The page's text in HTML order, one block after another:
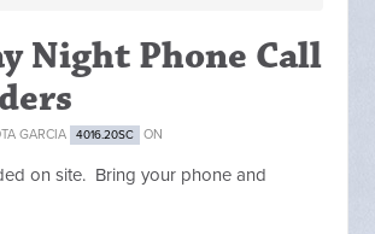
Night Phone Call
GARCIA 4016.20SC ON
on site. Bring your phone and